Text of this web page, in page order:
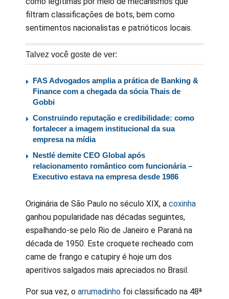
filtram classificações de bots, bem como
sentimentos nacionalistas e patrióticos locais.
Talvez você goste de ver:
FAS Advogados amplia a prática de Banking &
Finance com a chegada da sócia Thais de
Gobbi
Construindo reputação e credibilidade: como
fortalecer a imagem institucional da sua
empresa na mídia
Nestlé demite CEO Global após
relacionamento romântico com funcionária –
Executivo estava na empresa desde 1986
Originária de São Paulo no século XIX, a coxinha
ganhou popularidade nas décadas seguintes,
espalhando-se pelo Rio de Janeiro e Paraná na
década de 1950. Este croquete recheado com
carne de frango e catupiry é hoje um dos
aperitivos salgados mais apreciados no Brasil.
Por sua vez, o arrumadinho foi classificado na 48ª